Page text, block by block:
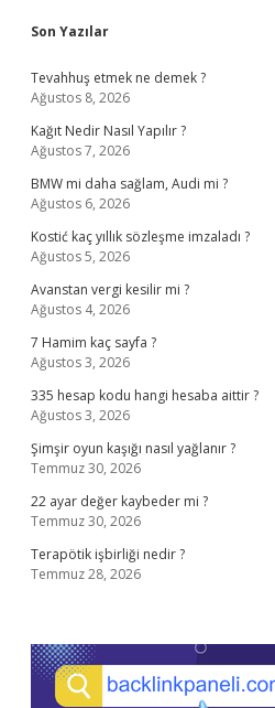
Sidebar
Son Yazılar
Tevahhuş etmek ne demek ?
Ağustos 8, 2026
Kağıt Nedir Nasıl Yapılır ?
Ağustos 7, 2026
BMW mi daha sağlam, Audi mi ?
Ağustos 6, 2026
Kostić kaç yıllık sözleşme imzaladı ?
Ağustos 5, 2026
Avanstan vergi kesilir mi ?
Ağustos 4, 2026
7 Hamim kaç sayfa ?
Ağustos 3, 2026
335 hesap kodu hangi hesaba aittir ?
Ağustos 3, 2026
Şimşir oyun kaşığı nasıl yağlanır ?
Temmuz 30, 2026
22 ayar değer kaybeder mi ?
Temmuz 30, 2026
Terapötik işbirliği nedir ?
Temmuz 28, 2026